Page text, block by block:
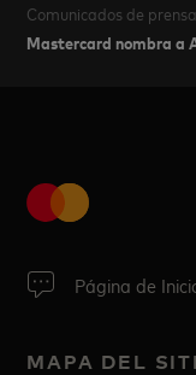
Comunicados de prensa
Mastercard nombra a
Página de
MAPA DEL